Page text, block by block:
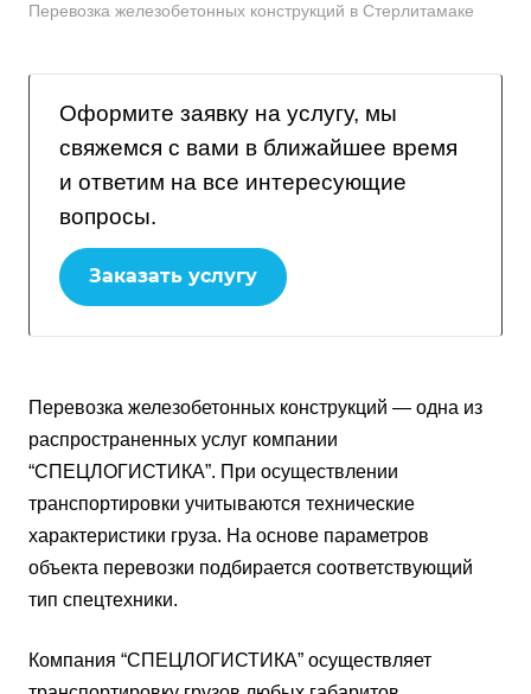
Перевозка железобетонных конструкций в Стерлитамаке
Оформите заявку на услугу, мы
свяжемся с вами в ближайшее время
и ответим на все интересующие
вопросы.
Заказать услугу
Перевозка железобетонных конструкций — одна из
распространенных услуг компании
“СПЕЦЛОГИСТИКА”. При осуществлении
транспортировки учитываются технические
характеристики груза. На основе параметров
объекта перевозки подбирается соответствующий
тип спецтехники.
Компания “СПЕЦЛОГИСТИКА” осуществляет